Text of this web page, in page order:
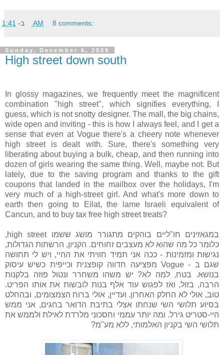
ב- 1:41 AM 8 comments:
Sunday, December 6, 2009
High street down south
In glossy magazines, we frequently meet the magnificent
combination "high street", which signifies everything, I
guess, which is not snotty designer. The mall, the big chains,
wide open and inviting - this is how I always feel, and I get a
sense that even at Vogue there's a cheery note whenever
high street is dealt with. Sure, there's something very
liberating about buying a bulk, cheap, and then running into
dozen of girls wearing the same thing. Well, maybe not. But
lately, due to the saving program and thanks to the gift
coupons that landed in the mailbox over the holidays, I'm
very much of a high-street girl. And what's more down to
earth then going to Eilat, the lame Israeli equivalent of
Cancun, and to buy tax free high street treats?
במגאזינים חו"ליים בוהקים מתגורר מושג ששמו high street,
כלומר כל מה שהוא לא מעצבים זחוחים. הקניון, הרשתות הגדולות,
נגישות ומזמינות - ככה אני תמיד חוויתי את ההיי, ויש לי תחושה
שגם ב - Vogue מפציעה חדווה קופצנית וכייפית כשיש עיסוק
בנושא. בטח, למה לא? יש משהו משחרר ונטול פוזה בלקנות
הרבה, בזול, ואז לפגוש עוד אלף בנות לובשות את אותו הפריט.
טוב, אולי לא החלק האחרון. ועדיין, אולי ברוח הצמצומים, ובהחלט
בסיוע תלושי השי שנחתו אצלי בתיבת הדואר בחגים, אני ממש
היי-סטריט גירל. ומה יותר עממי וחסכוני מלרדת לאילת ולממש את
תלושי השי בקניון האלמותי, ללא מע"מ?